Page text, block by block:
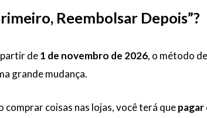
Reembolsar Depois”?
de1 de novembro de 2026, o método
grande mudança.
comprar coisas nas lojas, você terá quepagar